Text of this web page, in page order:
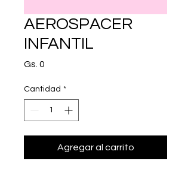
AEROSPACER
INFANTIL
Gs. 0
Cantidad *
Agregar al carrito